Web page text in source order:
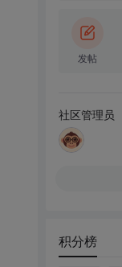
发帖
社区管理员
积分榜